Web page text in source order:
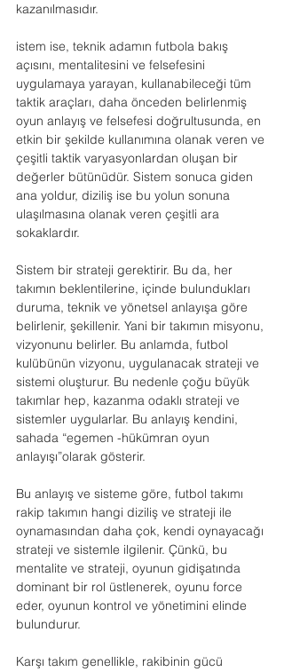
kazanılmasıdır.
istem ise, teknik adamın futbola bakış
açısını, mentalitesini ve felsefesini
uygulamaya yarayan, kullanabileceği tüm
taktik araçları, daha önceden belirlenmiş
oyun anlayış ve felsefesi doğrultusunda, en
etkin bir şekilde kullanımına olanak veren ve
çeşitli taktik varyasyonlardan oluşan bir
değerler bütünüdür. Sistem sonuca giden
ana yoldur, diziliş ise bu yolun sonuna
ulaşılmasına olanak veren çeşitli ara
sokaklardır.
Sistem bir strateji gerektirir. Bu da, her
takımın beklentilerine, içinde bulundukları
duruma, teknik ve yönetsel anlayışa göre
belirlenir, şekillenir. Yani bir takımın misyonu,
vizyonunu belirler. Bu anlamda, futbol
kulübünün vizyonu, uygulanacak strateji ve
sistemi oluşturur. Bu nedenle çoğu büyük
takımlar hep, kazanma odaklı strateji ve
sistemler uygularlar. Bu anlayış kendini,
sahada “egemen -hükümran oyun
anlayışı”olarak gösterir.
Bu anlayış ve sisteme göre, futbol takımı
rakip takımın hangi diziliş ve strateji ile
oynamasından daha çok, kendi oynayacağı
strateji ve sistemle ilgilenir. Çünkü, bu
mentalite ve strateji, oyunun gidişatında
dominant bir rol üstlenerek, oyunu force
eder, oyunun kontrol ve yönetimini elinde
bulundurur.
Karşı takım genellikle, rakibinin gücü